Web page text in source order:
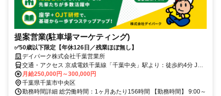
提案営業(駐車場マーケティング)
✅50歳以下限定【年休126日／残業ほぼ無し】
デイパーク株式会社千葉営業所
交通・アクセス 京成電鉄千葉線「千葉中央」駅より：徒歩約4分 JR
線「千葉」駅より：徒歩約6分 京成電鉄千葉線「京成千葉」駅より：
徒歩約5分～7分
月給250,000円～300,000円
千葉県千葉市中央区
勤務時間詳細 総労働時間：1ヶ月あたり156時間 【勤務時間】 9:00～